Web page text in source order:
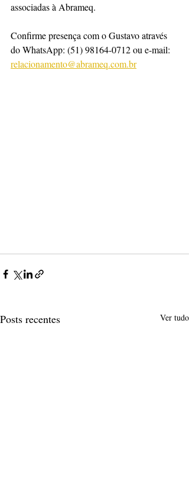
associadas à Abrameq.
Confirme presença com o Gustavo através
do WhatsApp: (51) 98164-0712 ou e-mail:
relacionamento@abrameq.com.br
Posts recentes Ver tudo